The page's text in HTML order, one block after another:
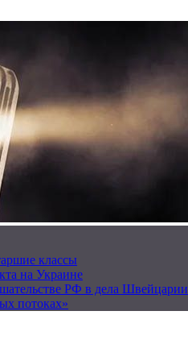
классы
на Украине
РФ в дела Швейцарии
потоках»